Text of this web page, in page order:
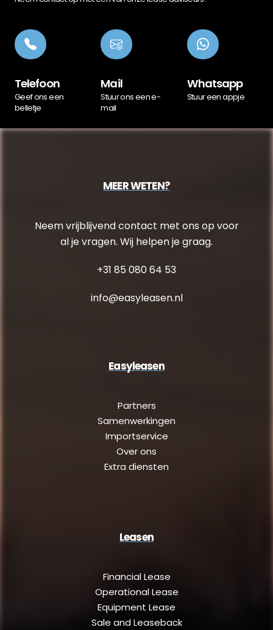
Telefoon
Geef ons een
belletje
Mail
Stuur ons een e-
mail
Whatsapp
Stuur een appje
MEER WETEN?
Neem vrijblijvend contact met ons op voor
al je vragen. Wij helpen je graag.
+31 85 080 64 53
info@easyleasen.nl
Easyleasen
Partners
Samenwerkingen
Importservice
Over ons
Extra diensten
Leasen
Financial Lease
Operational Lease
Equipment Lease
Sale and Leaseback